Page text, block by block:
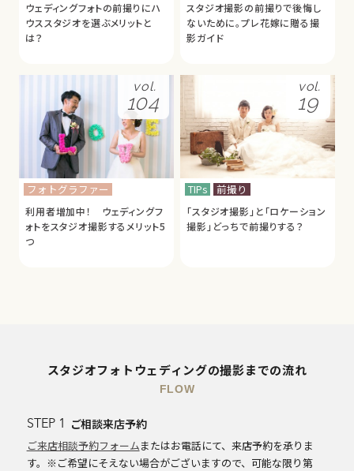
ウェディングフォトの前撮りにハ
ウススタジオを選ぶメリットと
は？
スタジオ撮影の前撮りで後悔し
ないために。プレ花嫁に贈る撮
影ガイド
vol.
104
フォトグラファー
利用者増加中！ ウェディングフ
ォトをスタジオ撮影するメリット5
つ
vol.
19
TIPs 前撮り
「スタジオ撮影」と「ロケーション
撮影」どっちで前撮りする？
スタジオフォトウェディングの撮影までの流れ
FLOW
STEP 1 ご相談来店予約
ご来店相談予約フォームまたはお電話にて、来店予約を承りま
す。※ご希望にそえない場合がございますので、可能な限り第